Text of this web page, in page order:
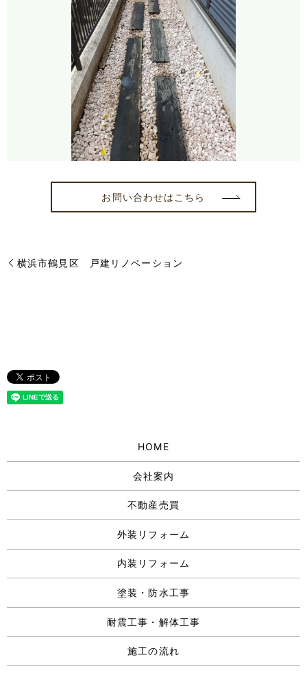
お問い合わせはこちら
横浜市鶴見区 戸建リノベーション
HOME
会社案内
不動産売買
外装リフォーム
内装リフォーム
塗装・防水工事
耐震工事・解体工事
施工の流れ